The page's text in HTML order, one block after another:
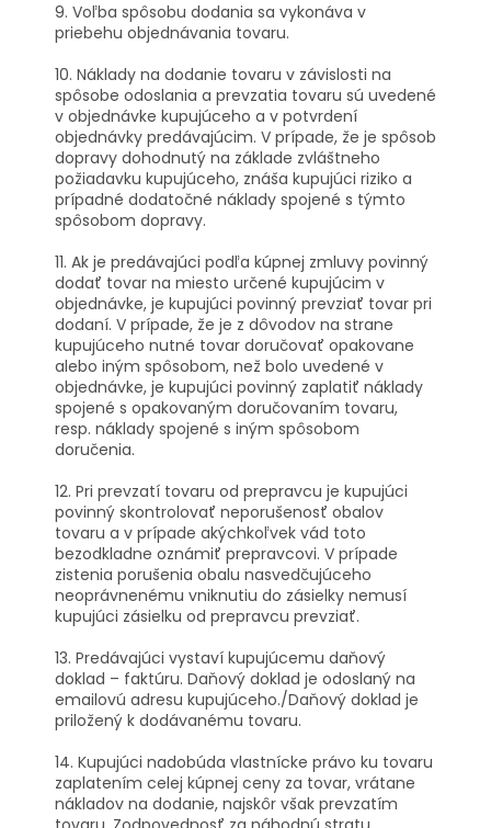
9. Voľba spôsobu dodania sa vykonáva v
priebehu objednávania tovaru.
10. Náklady na dodanie tovaru v závislosti na
spôsobe odoslania a prevzatia tovaru sú uvedené
v objednávke kupujúceho a v potvrdení
objednávky predávajúcim. V prípade, že je spôsob
dopravy dohodnutý na základe zvláštneho
požiadavku kupujúceho, znáša kupujúci riziko a
prípadné dodatočné náklady spojené s týmto
spôsobom dopravy.
11. Ak je predávajúci podľa kúpnej zmluvy povinný
dodať tovar na miesto určené kupujúcim v
objednávke, je kupujúci povinný prevziať tovar pri
dodaní. V prípade, že je z dôvodov na strane
kupujúceho nutné tovar doručovať opakovane
alebo iným spôsobom, než bolo uvedené v
objednávke, je kupujúci povinný zaplatiť náklady
spojené s opakovaným doručovaním tovaru,
resp. náklady spojené s iným spôsobom
doručenia.
12. Pri prevzatí tovaru od prepravcu je kupujúci
povinný skontrolovať neporušenosť obalov
tovaru a v prípade akýchkoľvek vád toto
bezodkladne oznámiť prepravcovi. V prípade
zistenia porušenia obalu nasvedčujúceho
neoprávnenému vniknutiu do zásielky nemusí
kupujúci zásielku od prepravcu prevziať.
13. Predávajúci vystaví kupujúcemu daňový
doklad – faktúru. Daňový doklad je odoslaný na
emailovú adresu kupujúceho./Daňový doklad je
priložený k dodávanému tovaru.
14. Kupujúci nadobúda vlastnícke právo ku tovaru
zaplatením celej kúpnej ceny za tovar, vrátane
nákladov na dodanie, najskôr však prevzatím